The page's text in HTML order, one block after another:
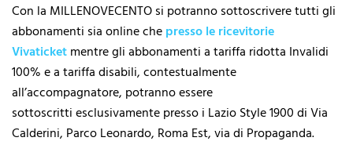
Con la MILLENOVECENTO si potranno sottoscrivere tutti gli
abbonamenti sia online chepresso le ricevitorie
Vivaticketmentre gli abbonamenti a tariffa ridotta Invalidi
100% e a tariffa disabili, contestualmente
all’accompagnatore, potranno essere
sottoscritti esclusivamente presso i Lazio Style 1900 di Via
Calderini, Parco Leonardo, Roma Est, via di Propaganda.